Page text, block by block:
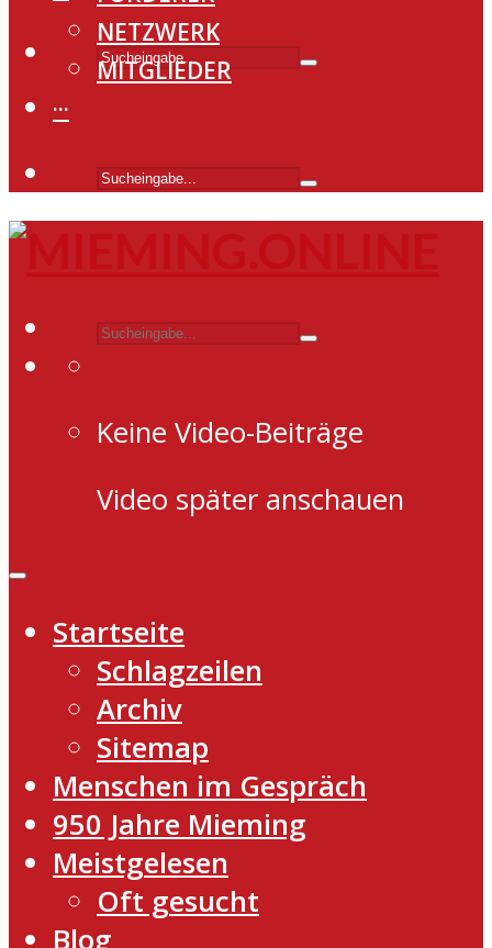
NETZWERK
MITGLIEDER
···
Keine Video-Beiträge
Video später anschauen
Startseite
Schlagzeilen
Archiv
Sitemap
Menschen im Gespräch
950 Jahre Mieming
Meistgelesen
Oft gesucht
Blog